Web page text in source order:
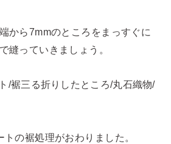
から7mmのところをまっすぐに
縫っていきましょう。
の裾処理がおわりました。